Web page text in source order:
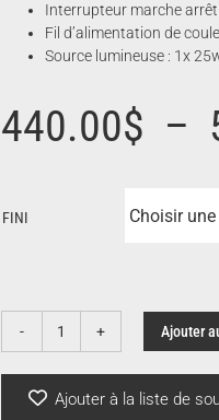
Interrupteur marche
Fil d’alimentation de
Source lumineuse : 1x
440.00$ –
FINI
quantité
Ajouter
Ajouter à la liste de